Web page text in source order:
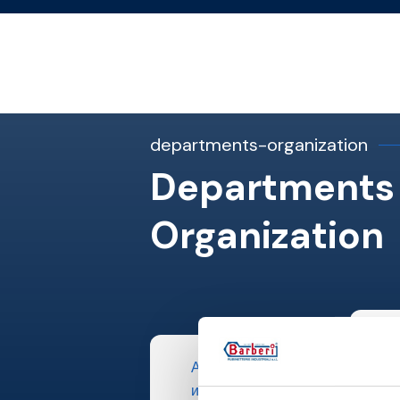
departments-organization
Departments
Organization
Автоматическая машина для
испытания клапанов